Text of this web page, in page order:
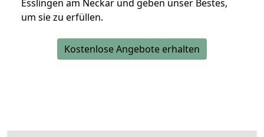
Esslingen am Neckar und geben unser Bestes,
um sie zu erfüllen.
Kostenlose Angebote erhalten